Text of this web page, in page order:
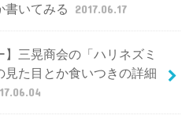
書いてみる
2017.06.17
】三晃商会の「ハリネズミ
見た目とか食いつきの詳細